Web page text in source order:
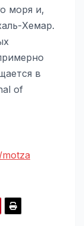
моря и,
Хемар.
в
of